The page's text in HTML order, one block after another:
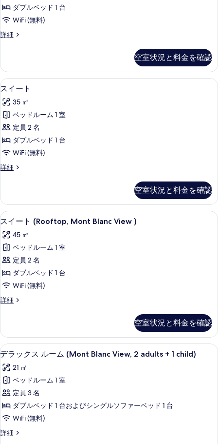
を
表
示
イ
ー
ト
Village
View)
の
す
べ
て
の
真
表
示
す
る
ダブルベッド 1 台
WiFi (無料)
詳細
ジ
ス
イ
ー
(Mountain
or
View)
の
詳
細
空室状況と料金を確認
ス
イ
ー
ト
の
す
べ
て
写
真
を
表
示
す
る
5
スイート
35 ㎡
ベッドルーム 1 室
定員 2 名
ダブルベッド 1 台
WiFi (無料)
詳細
ス
の
詳
細
空室状況と料金を確認
ス
イ
ー
ト
(Rooftop,
Mont
Blanc
View
す
べ
て
の
写
真
を
表
示
4
スイート (Rooftop, Mont Blanc View )
45 ㎡
ベッドルーム 1 室
定員 2 名
ダブルベッド 1 台
WiFi (無料)
詳細
ス
(Rooftop,
Mont
Blanc
の
細
空室状況と料金を確認
デ
ラ
ッ
ク
ス
ル
ー
ム
ミニバー、セーフティボックス (室内
4
デラックス ルーム (Mont Blanc View, 2 adults + 1 child)
21 ㎡
ベッドルーム 1 室
定員 3 名
ダブルベッド 1 台およびシングルソファーベッド 1 台
WiFi (無料)
詳細
デ